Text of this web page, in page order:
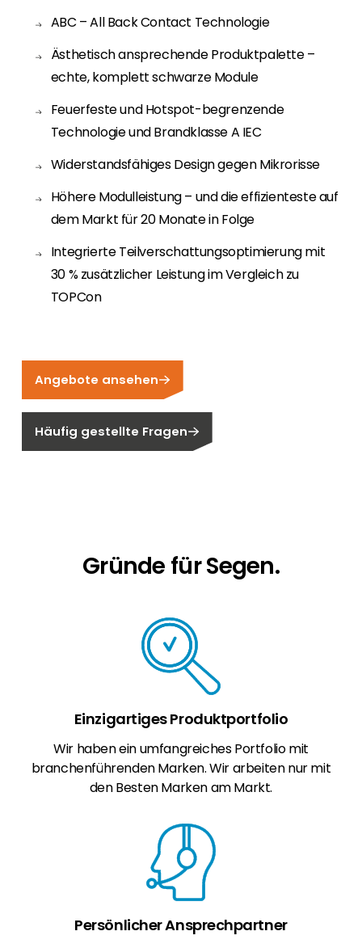
ABC – All Back Contact Technologie
Ästhetisch ansprechende Produktpalette –
echte, komplett schwarze Module
Feuerfeste und Hotspot-begrenzende
Technologie und Brandklasse A IEC
Widerstandsfähiges Design gegen Mikrorisse
Höhere Modulleistung – und die effizienteste auf
dem Markt für 20 Monate in Folge
Integrierte Teilverschattungsoptimierung mit
30 % zusätzlicher Leistung im Vergleich zu
TOPCon
Angebote ansehen
Häufig gestellte Fragen
Gründe für Segen.
Einzigartiges Produktportfolio
Wir haben ein umfangreiches Portfolio mit
branchenführenden Marken. Wir arbeiten nur mit
den Besten Marken am Markt.
Persönlicher Ansprechpartner